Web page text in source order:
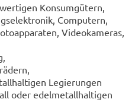
Konsumgütern,
Computern,
Videokameras,
Legierungen
oder edelmetallhaltigen